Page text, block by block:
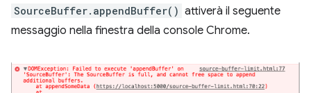
SourceBuffer.appendBuffer() attiverà il seguente
messaggio nella finestra della console Chrome.